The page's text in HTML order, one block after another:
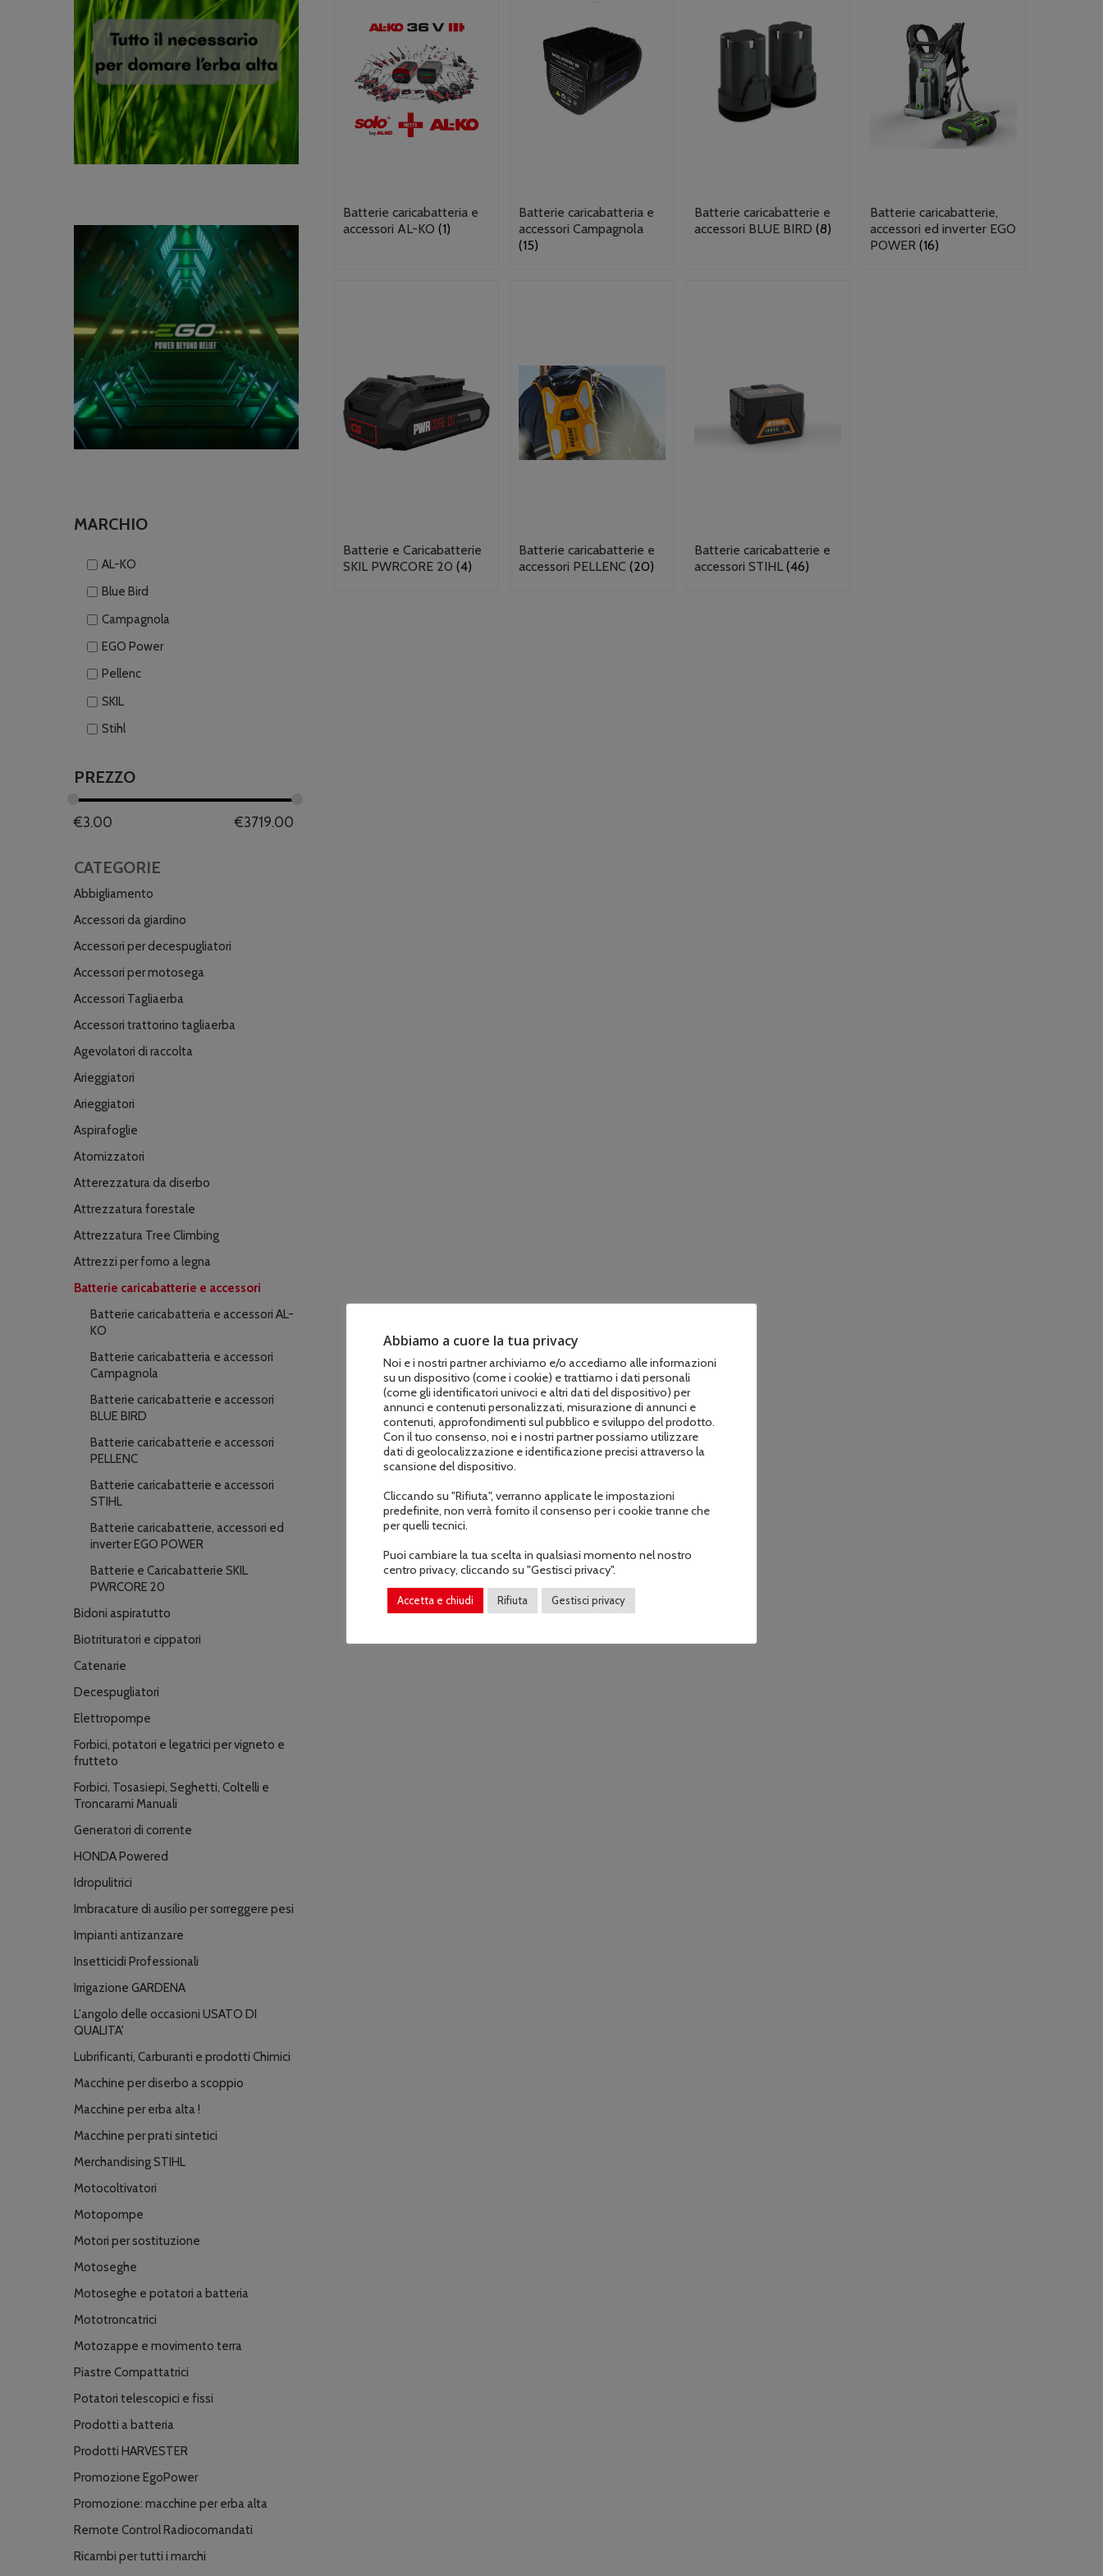
MARCHIO
AL-KO
Blue Bird
Campagnola
EGO Power
Pellenc
SKIL
Stihl
PREZZO
€3.00 €3719.00
CATEGORIE
Abbigliamento
Accessori da giardino
Accessori per decespugliatori
Accessori per motosega
Accessori Tagliaerba
Accessori trattorino tagliaerba
Agevolatori di raccolta
Arieggiatori
Arieggiatori
Aspirafoglie
Atomizzatori
Atterezzatura da diserbo
Attrezzatura forestale
Attrezzatura Tree Climbing
Attrezzi per forno a legna
Batterie caricabatterie e accessori
Batterie caricabatteria e accessori AL-
KO
Batterie caricabatteria e accessori
Campagnola
Batterie caricabatterie e accessori
BLUE BIRD
Batterie caricabatterie e accessori
PELLENC
Batterie caricabatterie e accessori
STIHL
Batterie caricabatterie, accessori ed
inverter EGO POWER
Batterie e Caricabatterie SKIL
PWRCORE 20
Bidoni aspiratutto
Biotrituratori e cippatori
Catenarie
Decespugliatori
Elettropompe
Forbici, potatori e legatrici per vigneto e
frutteto
Forbici, Tosasiepi, Seghetti, Coltelli e
Troncarami Manuali
Generatori di corrente
HONDA Powered
Idropulitrici
Imbracature di ausilio per sorreggere pesi
Impianti antizanzare
Insetticidi Professionali
Irrigazione GARDENA
L'angolo delle occasioni USATO DI
QUALITA'
Lubrificanti, Carburanti e prodotti Chimici
Macchine per diserbo a scoppio
Macchine per erba alta !
Macchine per prati sintetici
Merchandising STIHL
Motocoltivatori
Motopompe
Motori per sostituzione
Motoseghe
Motoseghe e potatori a batteria
Mototroncatrici
Motozappe e movimento terra
Piastre Compattatrici
Potatori telescopici e fissi
Prodotti a batteria
Prodotti HARVESTER
Promozione EgoPower
Promozione: macchine per erba alta
Remote Control Radiocomandati
Ricambi per tutti i marchi
Batterie caricabatteria e
accessori AL-KO (1)
Batterie caricabatteria e
accessori Campagnola
(15)
Batterie caricabatterie e
accessori BLUE BIRD(8)
Batterie caricabatterie,
accessori ed inverter EGO
POWER(16)
Batterie e Caricabatterie
SKIL PWRCORE 20 (4)
Batterie caricabatterie e
accessori PELLENC (20)
Batterie caricabatterie e
accessori STIHL(46)
Abbiamo a cuore la tua privacy
Noi e i nostri partner archiviamo e/o accediamo alle informazioni
su un dispositivo (come i cookie) e trattiamo i dati personali
(come gli identificatori univoci e altri dati del dispositivo) per
annunci e contenuti personalizzati, misurazione di annunci e
contenuti, approfondimenti sul pubblico e sviluppo del prodotto.
Con il tuo consenso, noi e i nostri partner possiamo utilizzare
dati di geolocalizzazione e identificazione precisi attraverso la
scansione del dispositivo.
Cliccando su "Rifiuta", verranno applicate le impostazioni
predefinite, non verrà fornito il consenso per i cookie tranne che
per quelli tecnici.
Puoi cambiare la tua scelta in qualsiasi momento nel nostro
centro privacy, cliccando su "Gestisci privacy".
Accetta e chiudi Rifiuta Gestisci privacy